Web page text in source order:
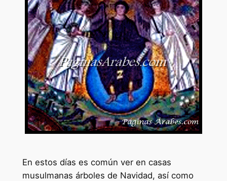
En estos días es común ver en casas
musulmanas árboles de Navidad, así como